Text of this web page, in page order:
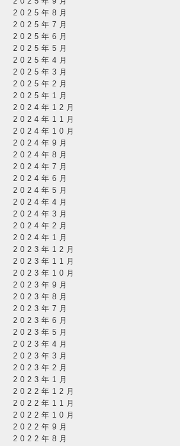
2025年8月
2025年7月
2025年6月
2025年5月
2025年4月
2025年3月
2025年2月
2025年1月
2024年12月
2024年11月
2024年10月
2024年9月
2024年8月
2024年7月
2024年6月
2024年5月
2024年4月
2024年3月
2024年2月
2024年1月
2023年12月
2023年11月
2023年10月
2023年9月
2023年8月
2023年7月
2023年6月
2023年5月
2023年4月
2023年3月
2023年2月
2023年1月
2022年12月
2022年11月
2022年10月
2022年9月
2022年8月